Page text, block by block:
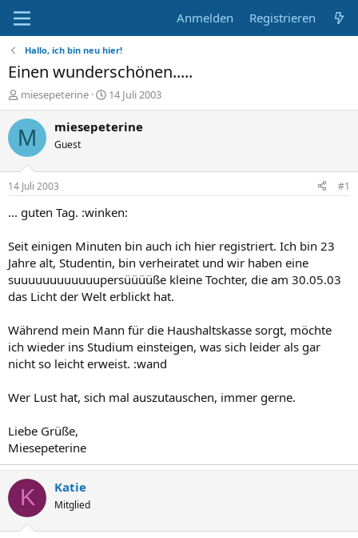
Anmelden Registrieren
Hallo, ich bin neu hier!
Einen wunderschönen.....
E
r
s
t
e
r
miesepeterine
E
r
s
t
a
14 Juli 2003
M miesepeterine
Guest
14 Juli 2003 #1
... guten Tag. :winken:
Seit einigen Minuten bin auch ich hier registriert. Ich bin 23
Jahre alt, Studentin, bin verheiratet und wir haben eine
suuuuuuuuuuuupersüüüüße kleine Tochter, die am 30.05.03
das Licht der Welt erblickt hat.
Während mein Mann für die Haushaltskasse sorgt, möchte
ich wieder ins Studium einsteigen, was sich leider als gar
nicht so leicht erweist. :wand
Wer Lust hat, sich mal auszutauschen, immer gerne.
Liebe Grüße,
Miesepeterine
K Katie
Mitglied